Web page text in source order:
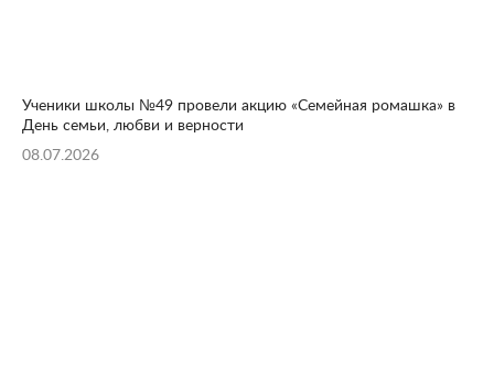
Ученики школы №49 провели акцию «Семейная ромашка» в
День семьи, любви и верности
08.07.2026